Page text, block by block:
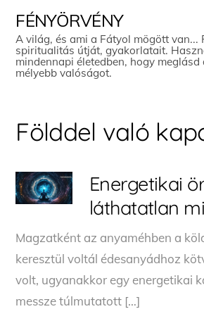
content
FÉNYÖRVÉNY
A világ, és ami a Fátyol mögött van...
spiritualitás útját, gyakorlatait.
mindennapi életedben, hogy
mélyebb valóságot.
Földdel való
Energetikai
láthatatlan
Magzatként az anyaméhben a
keresztül voltál édesanyádhoz
volt, ugyanakkor egy energetikai
messze túlmutatott […]